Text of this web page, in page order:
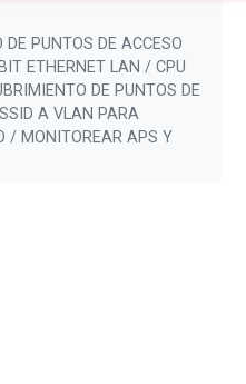
PUNTOS DE ACCESO
ETHERNET LAN / CPU
DE PUNTOS DE
A VLAN PARA
/ MONITOREAR APS Y